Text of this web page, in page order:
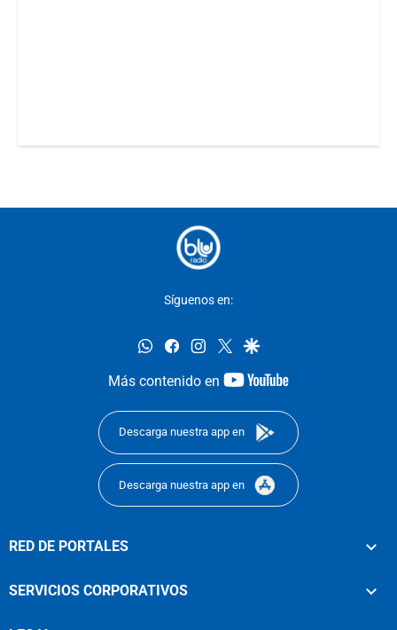
Síguenos en:
whatsappfacebookinstagram
twittergoogle
Más contenido en
youtube-
Descarga nuestra app en
Descarga nuestra app en
RED DE PORTALES
SERVICIOS CORPORATIVOS